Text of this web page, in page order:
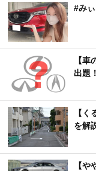
#み
【
出題！
【
を解
【